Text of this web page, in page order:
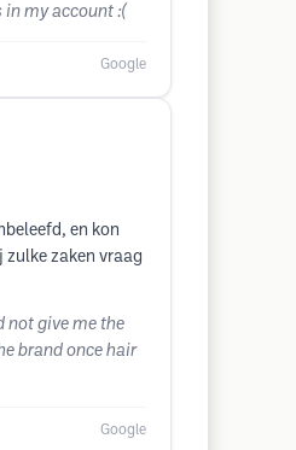
in my account :(
Google
en kon
zaken vraag
not give me the
brand once hair
Google